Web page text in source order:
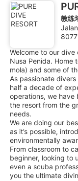
教练
Welcome to our
Nusa Penida. Home
mola) and some of
As passionate
half a decade of
operations, we have
the resort from the
needs.
We are doing our
as it’s possible,
environmentally
From classroom to
beginner, looking to
even a scuba
you the ultimate